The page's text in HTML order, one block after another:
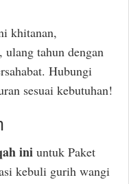
khitanan,
tahun dengan
Hubungi
sesuai kebutuhan!
ini untuk Paket
kebuli gurih wangi